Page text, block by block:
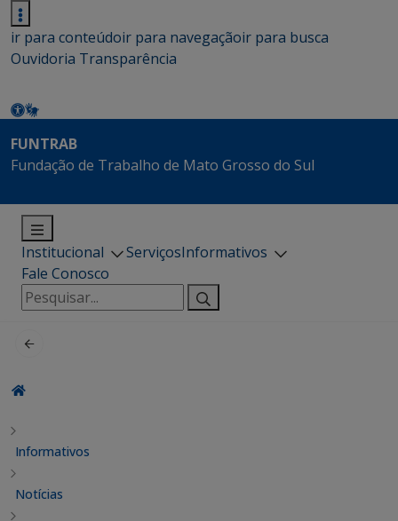
ir para conteúdoir para navegaçãoir para busca
Ouvidoria Transparência
FUNTRAB
Fundação de Trabalho de Mato Grosso do Sul
Institucional ServiçosInformativos
Fale Conosco
Pesquisar
por:
Informativos
Notícias